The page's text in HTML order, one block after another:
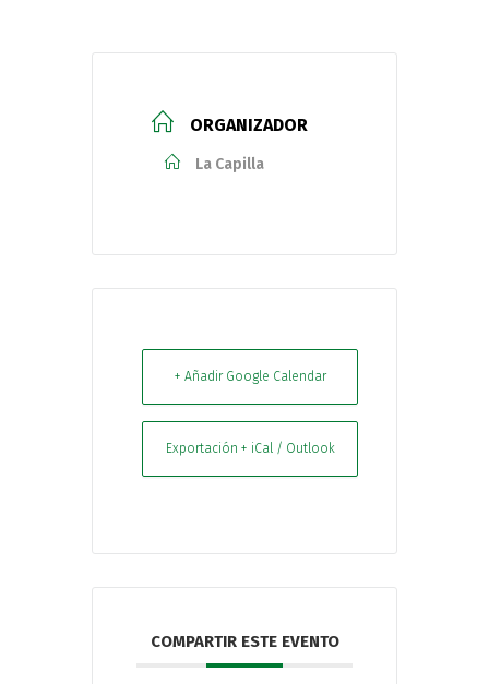
ORGANIZADOR
La Capilla
+ Añadir Google Calendar
Exportación + iCal / Outlook
COMPARTIR ESTE EVENTO